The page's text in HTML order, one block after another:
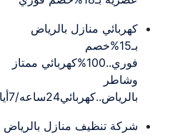
كهربائي منازل بالرياض
بـ15%خصم
فوري..100%كهربائي ممتاز
وشاطر
بالرياض..كهربائي24ساعه/7أيام
شركة تنظيف منازل بالرياض